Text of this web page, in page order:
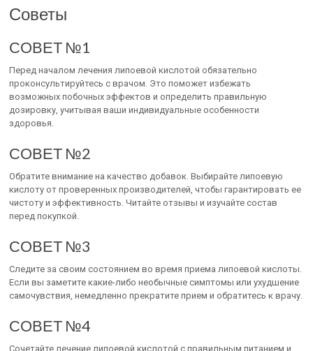
Советы
СОВЕТ №1
Перед началом лечения липоевой кислотой обязательно
проконсультируйтесь с врачом. Это поможет избежать
возможных побочных эффектов и определить правильную
дозировку, учитывая ваши индивидуальные особенности
здоровья.
СОВЕТ №2
Обратите внимание на качество добавок. Выбирайте липоевую
кислоту от проверенных производителей, чтобы гарантировать ее
чистоту и эффективность. Читайте отзывы и изучайте состав
перед покупкой.
СОВЕТ №3
Следите за своим состоянием во время приема липоевой кислоты.
Если вы заметите какие-либо необычные симптомы или ухудшение
самочувствия, немедленно прекратите прием и обратитесь к врачу.
СОВЕТ №4
Сочетайте лечение липоевой кислотой с правильным питанием и